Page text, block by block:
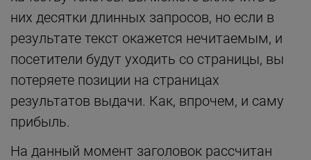
них десятки длинных запросов, но если в
результате текст окажется нечитаемым, и
посетители будут уходить со страницы, вы
потеряете позиции на страницах
результатов выдачи. Как, впрочем, и саму
прибыль.
На данный момент заголовок рассчитан